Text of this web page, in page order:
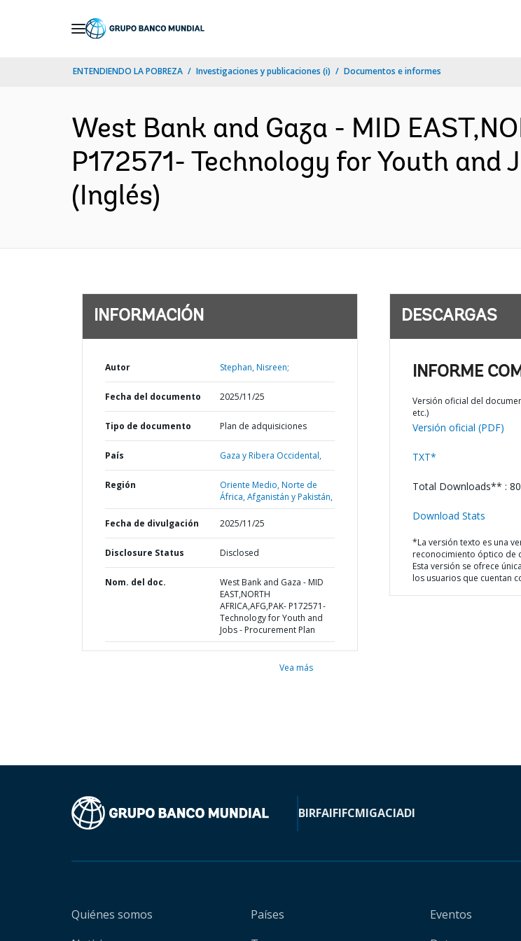
ENTENDIENDO LA POBREZA Investigaciones y publicaciones (i) Documentos e informes
West Bank and Gaza - MID
P172571- Technology for Youth and
(Inglés)
INFORMACIÓN
Autor Stephan, Nisreen;
Fecha del documento 2025/11/25
Tipo de documento Plan de adquisiciones
País Gaza y Ribera Occidental,
Región
Oriente Medio, Norte de
África, Afganistán y Pakistán,
Fecha de divulgación 2025/11/25
Disclosure Status Disclosed
Nom. del doc.
West Bank and Gaza - MID
EAST,NORTH
AFRICA,AFG,PAK- P172571-
Technology for Youth and
Jobs - Procurement Plan
Vea más
DESCARGAS
INFORME
Versión oficial del
etc.)
Versión oficial (PDF)
TXT*
Total Downloads** : 80
Download Stats
*La versión texto es una
reconocimiento óptico de
Esta versión se ofrece
los usuarios que cuentan
BIRFAIFIFCMIGACIADI
Quiénes somos
Países
Eventos